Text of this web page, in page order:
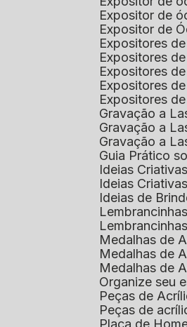
Expositor de
Expositor de
Expositores
Expositores
Expositores
Expositores
Expositores
Gravação a
Gravação a
Gravação a
Guia Prático
Ideias
Ideias
Ideias de
Medalhas
Medalhas
Medalhas
Organize
Peças de
Peças de
Placa de